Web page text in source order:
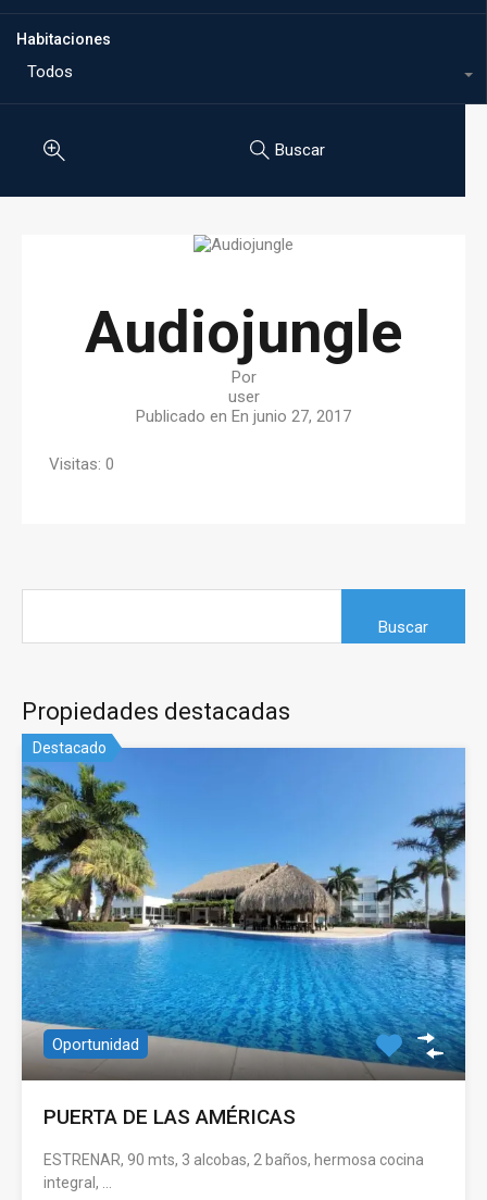
Habitaciones
Todos
Buscar
Audiojungle
Por
user
Publicado en En junio 27, 2017
Visitas: 0
Propiedades destacadas
Destacado
Oportunidad
PUERTA DE LAS AMÉRICAS
ESTRENAR, 90 mts, 3 alcobas, 2 baños, hermosa cocina
integral, …